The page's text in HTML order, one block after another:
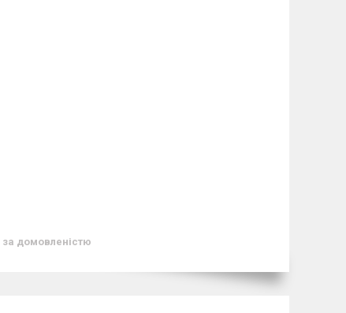
за домовленістю